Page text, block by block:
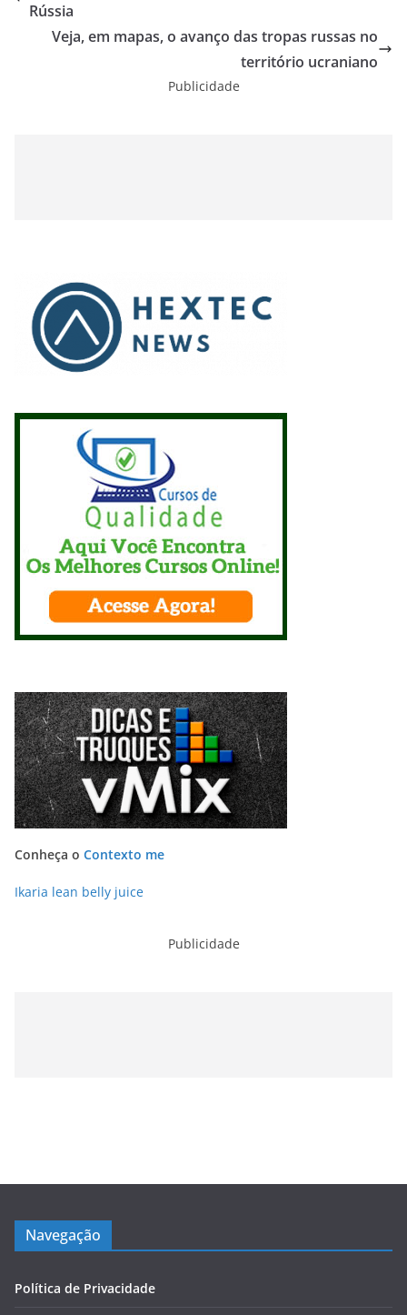
Rússia
Veja, em mapas, o avanço das tropas russas no
território ucraniano
Publicidade
Conheça o Contexto me
Ikaria lean belly juice
Publicidade
Navegação
Política de Privacidade